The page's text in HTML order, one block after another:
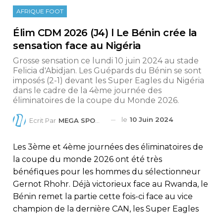
AFRIQUE FOOT
Élim CDM 2026 (J4) l Le Bénin crée la
sensation face au Nigéria
Grosse sensation ce lundi 10 juin 2024 au stade
Felicia d'Abidjan. Les Guépards du Bénin se sont
imposés (2-1) devant les Super Eagles du Nigéria
dans le cadre de la 4ème journée des
éliminatoires de la coupe du Monde 2026.
Ecrit Par MEGA SPORTS le 10 Juin 2024
Les 3ème et 4ème journées des éliminatoires de
la coupe du monde 2026 ont été très
bénéfiques pour les hommes du sélectionneur
Gernot Rhohr. Déjà victorieux face au Rwanda, le
Bénin remet la partie cette fois-ci face au vice
champion de la dernière CAN, les Super Eagles